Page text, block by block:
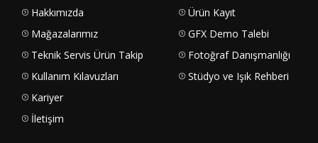
Hakkımızda
Mağazalarımız
Teknik Servis Ürün Takip
Kullanım Kılavuzları
Kariyer
İletişim
Ürün Kayıt
GFX Demo Talebi
Fotoğraf Danışmanlığı
Stüdyo ve Işık Rehberi